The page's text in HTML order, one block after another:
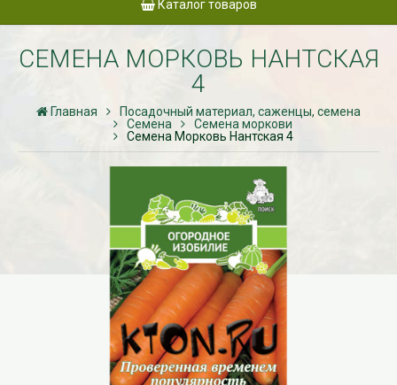
Каталог товаров
СЕМЕНА МОРКОВЬ НАНТСКАЯ
4
Главная
Посадочный материал, саженцы, семена
Семена
Семена моркови
Семена Морковь Нантская 4